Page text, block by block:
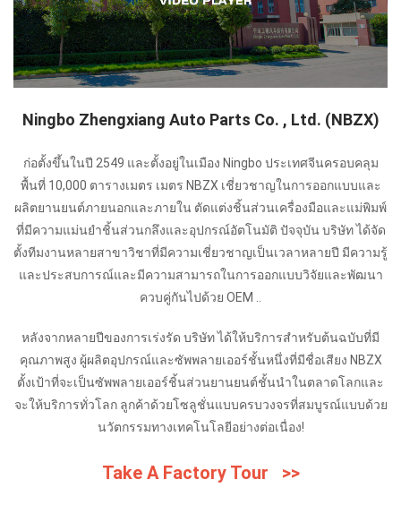
Ningbo Zhengxiang Auto Parts Co. , Ltd. (NBZX)
ก่อตั้งขึ้นในปี 2549 และตั้งอยู่ในเมือง Ningbo ประเทศจีนครอบคลุม
พื้นที่ 10,000 ตารางเมตร เมตร NBZX เชี่ยวชาญในการออกแบบและ
ผลิตยานยนต์ภายนอกและภายใน ตัดแต่งชิ้นส่วนเครื่องมือและแม่พิมพ์
ที่มีความแม่นยำชิ้นส่วนกลึงและอุปกรณ์อัตโนมัติ ปัจจุบัน บริษัท ได้จัด
ตั้งทีมงานหลายสาขาวิชาที่มีความเชี่ยวชาญเป็นเวลาหลายปี มีความรู้
และประสบการณ์และมีความสามารถในการออกแบบวิจัยและพัฒนา
ควบคู่กันไปด้วย OEM ..
หลังจากหลายปีของการเร่งรัด บริษัท ได้ให้บริการสำหรับต้นฉบับที่มี
คุณภาพสูง ผู้ผลิตอุปกรณ์และซัพพลายเออร์ชั้นหนึ่งที่มีชื่อเสียง NBZX
ตั้งเป้าที่จะเป็นซัพพลายเออร์ชิ้นส่วนยานยนต์ชั้นนำในตลาดโลกและ
จะให้บริการทั่วโลก ลูกค้าด้วยโซลูชั่นแบบครบวงจรที่สมบูรณ์แบบด้วย
นวัตกรรมทางเทคโนโลยีอย่างต่อเนื่อง!
Take A Factory Tour >>